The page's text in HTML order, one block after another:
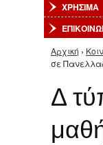
ΧΡΗΣΙΜΑ
Είστε
Αρχική ›
σε
Δ